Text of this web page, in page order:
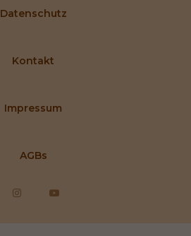
Datenschutz
Kontakt
Impressum
AGBs